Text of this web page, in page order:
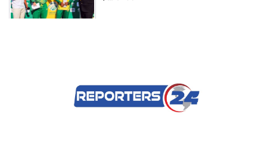
ধেয়ে আসছে টাইফুন ‘ডলফিন’, সরিয়ে নেওয়া হচ্ছে
আড়াই লাখের বেশি মানুষ